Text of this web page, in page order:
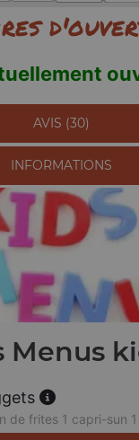
AVIS (30)
INFORMATIONS
Menus
de frites 1 capri-sun